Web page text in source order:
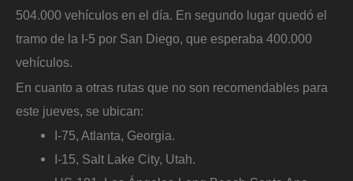
504.000 vehículos en el día. En segundo lugar quedó el
tramo de la I-5 por San Diego, que esperaba 400.000
vehículos.
En cuanto a otras rutas que no son recomendables para
este jueves, se ubican:
I-75, Atlanta, Georgia.
I-15, Salt Lake City, Utah.